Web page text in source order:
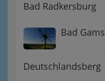
Bad Radkersburg
Bad Gams
Deutschlandsberg